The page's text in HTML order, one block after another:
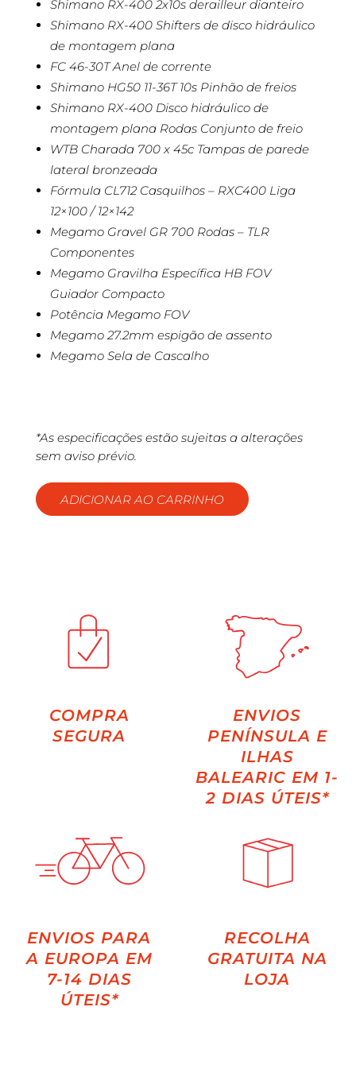
Shimano RX-400 2x10s derailleur dianteiro
Shimano RX-400 Shifters de disco hidráulico
de montagem plana
FC 46-30T Anel de corrente
Shimano HG50 11-36T 10s Pinhão de freios
Shimano RX-400 Disco hidráulico de
montagem plana Rodas Conjunto de freio
WTB Charada 700 x 45c Tampas de parede
lateral bronzeada
Fórmula CL712 Casquilhos – RXC400 Liga
12×100 / 12×142
Megamo Gravel GR 700 Rodas – TLR
Componentes
Megamo Gravilha Específica HB FOV
Guiador Compacto
Potência Megamo FOV
Megamo 27.2mm espigão de assento
Megamo Sela de Cascalho
*As especificações estão sujeitas a alterações
sem aviso prévio.
ADICIONAR AO CARRINHO
COMPRA
SEGURA
ENVIOS
PENÍNSULA E
ILHAS
BALEARIC EM 1-
2 DIAS ÚTEIS*
ENVIOS PARA
A EUROPA EM
7-14 DIAS
ÚTEIS*
RECOLHA
GRATUITA NA
LOJA